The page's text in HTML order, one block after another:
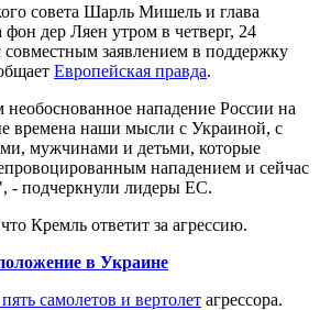
совета Шарль Мишель и глава
дер Ляен утром в четверг, 24
заявлением в поддержку
Европейская правда.
нападение России на
времена наши мысли с Украиной, с
мужчинами и детьми, которые
нападением и сейчас
- подчеркнули лидеры ЕС.
Кремль ответит за агрессию.
в Украине
самолетов и вертолет агрессора.